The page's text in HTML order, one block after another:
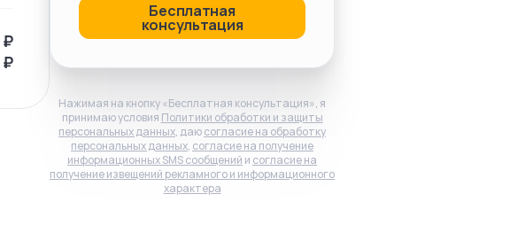
₽
₽
Бесплатная
консультация
Нажимая на кнопку «Бесплатная консультация», я
принимаю условия Политики обработки и защиты
персональных данных, даюсогласие на обработку
персональных данных, согласие на получение
информационных SMS сообщений и согласие на
получение извещений рекламного и информационного
характера